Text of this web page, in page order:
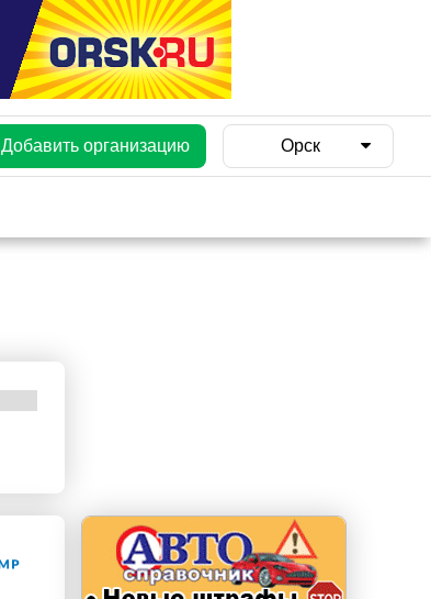
Добавить организацию Орск
erid: LdtCKJjWj Реклама. ИП Кучеренко Николай
Николаевич